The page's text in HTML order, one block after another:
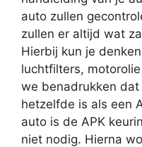
auto zullen
zullen er altijd wat
Hierbij kun je
luchtfilters,
we benadrukken
hetzelfde is als een
auto is de APK
niet nodig. Hierna